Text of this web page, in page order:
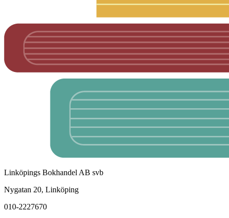
Linköpings Bokhandel AB svb
Nygatan 20, Linköping
010-2227670